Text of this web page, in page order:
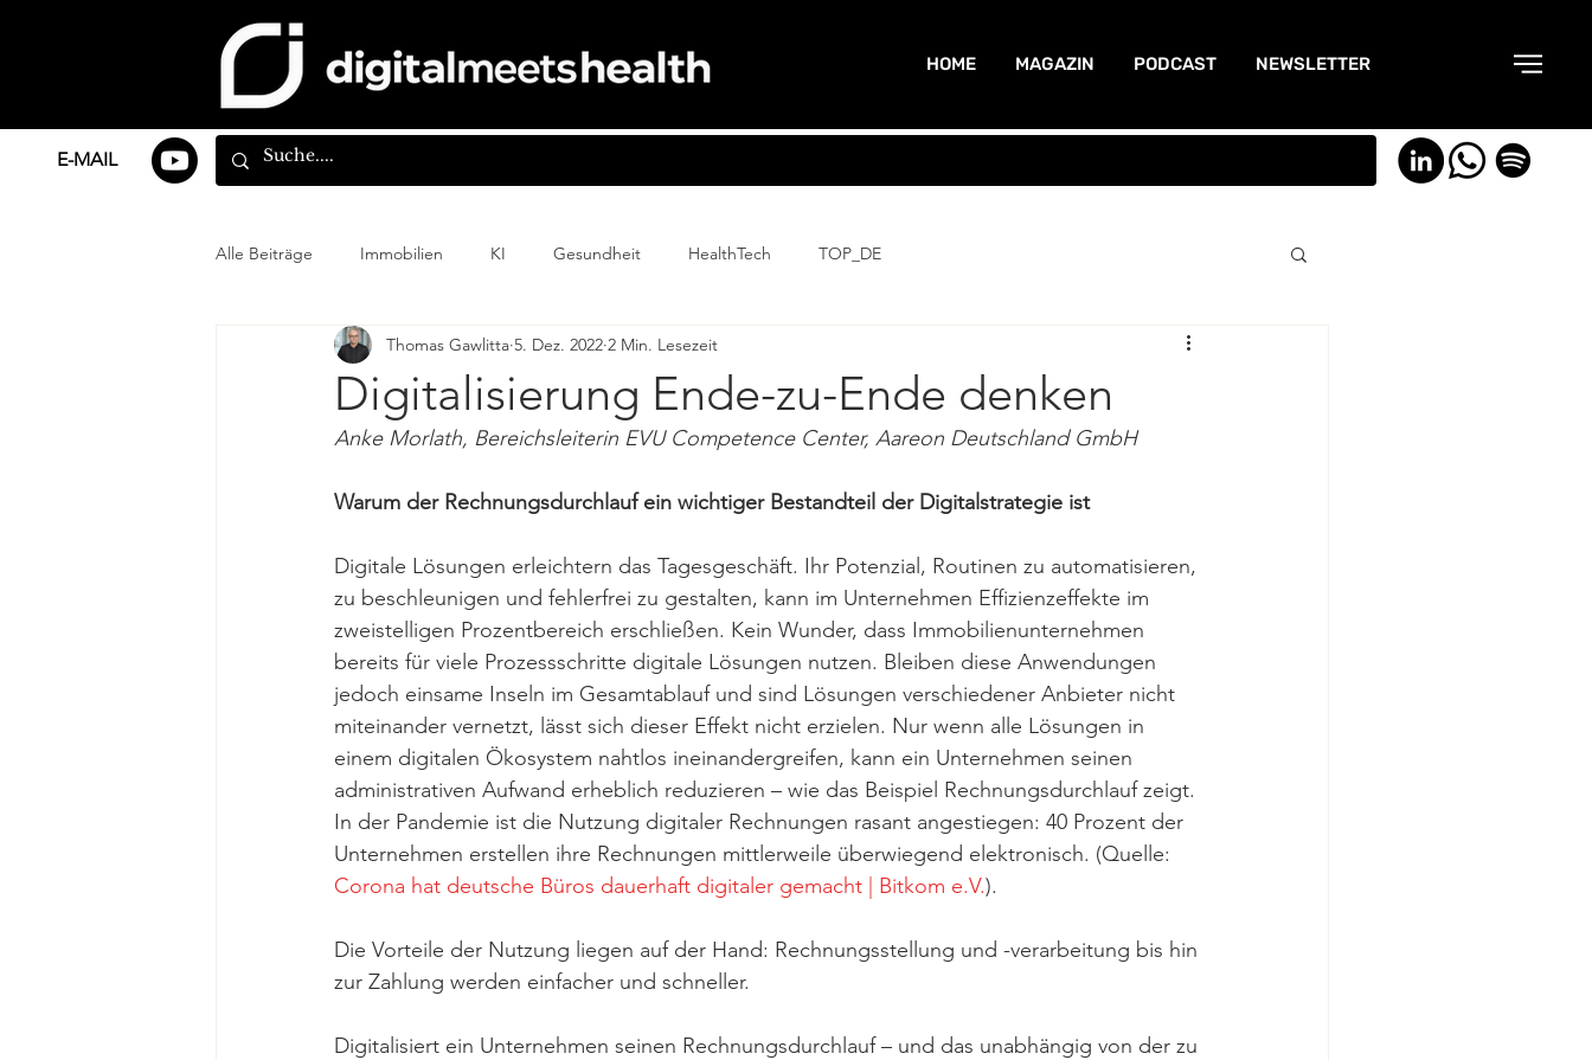
E-MAIL
HOME MAGAZIN PODCAST NEWSLETTER
Alle Beiträge Immobilien KI Gesundheit HealthTech TOP_DE
Digitalisierung Ende-zu-Ende denken
Thomas Gawlitta 5. Dez. 2022 2 Min. Lesezeit
Anke Morlath, Bereichsleiterin EVU Competence Center, Aareon Deutschland GmbH
Warum der Rechnungsdurchlauf ein wichtiger Bestandteil der Digitalstrategie ist
Digitale Lösungen erleichtern das Tagesgeschäft. Ihr Potenzial, Routinen zu automatisieren,
zu beschleunigen und fehlerfrei zu gestalten, kann im Unternehmen Effizienzeffekte im
zweistelligen Prozentbereich erschließen. Kein Wunder, dass Immobilienunternehmen
bereits für viele Prozessschritte digitale Lösungen nutzen. Bleiben diese Anwendungen
jedoch einsame Inseln im Gesamtablauf und sind Lösungen verschiedener Anbieter nicht
miteinander vernetzt, lässt sich dieser Effekt nicht erzielen. Nur wenn alle Lösungen in
einem digitalen Ökosystem nahtlos ineinandergreifen, kann ein Unternehmen seinen
administrativen Aufwand erheblich reduzieren – wie das Beispiel Rechnungsdurchlauf zeigt.
In der Pandemie ist die Nutzung digitaler Rechnungen rasant angestiegen: 40 Prozent der
Unternehmen erstellen ihre Rechnungen mittlerweile überwiegend elektronisch. (Quelle:
Corona hat deutsche Büros dauerhaft digitaler gemacht | Bitkom e.V.).
Die Vorteile der Nutzung liegen auf der Hand: Rechnungsstellung und -verarbeitung bis hin
zur Zahlung werden einfacher und schneller.
Digitalisiert ein Unternehmen seinen Rechnungsdurchlauf – und das unabhängig von der zu